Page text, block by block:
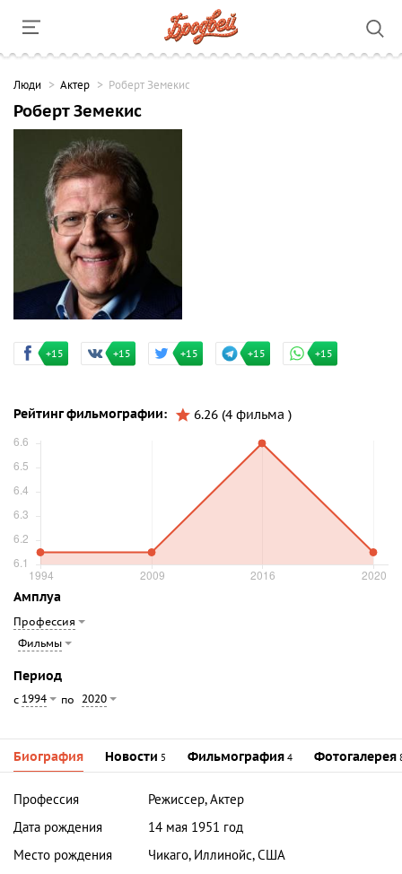
Люди Актер Роберт Земекис
Роберт Земекис
+15 +15 +15 +15 +15
Рейтинг фильмографии: 6.26 (4 фильма )
Амплуа
Профессия
Фильмы
Период
с 1994 по 2020
Биография Новости 5 Фильмография 4 Фотогалерея
Профессия
Режиссер, Актер
Дата рождения
14 мая 1951 год
Место рождения
Чикаго, Иллинойс, США